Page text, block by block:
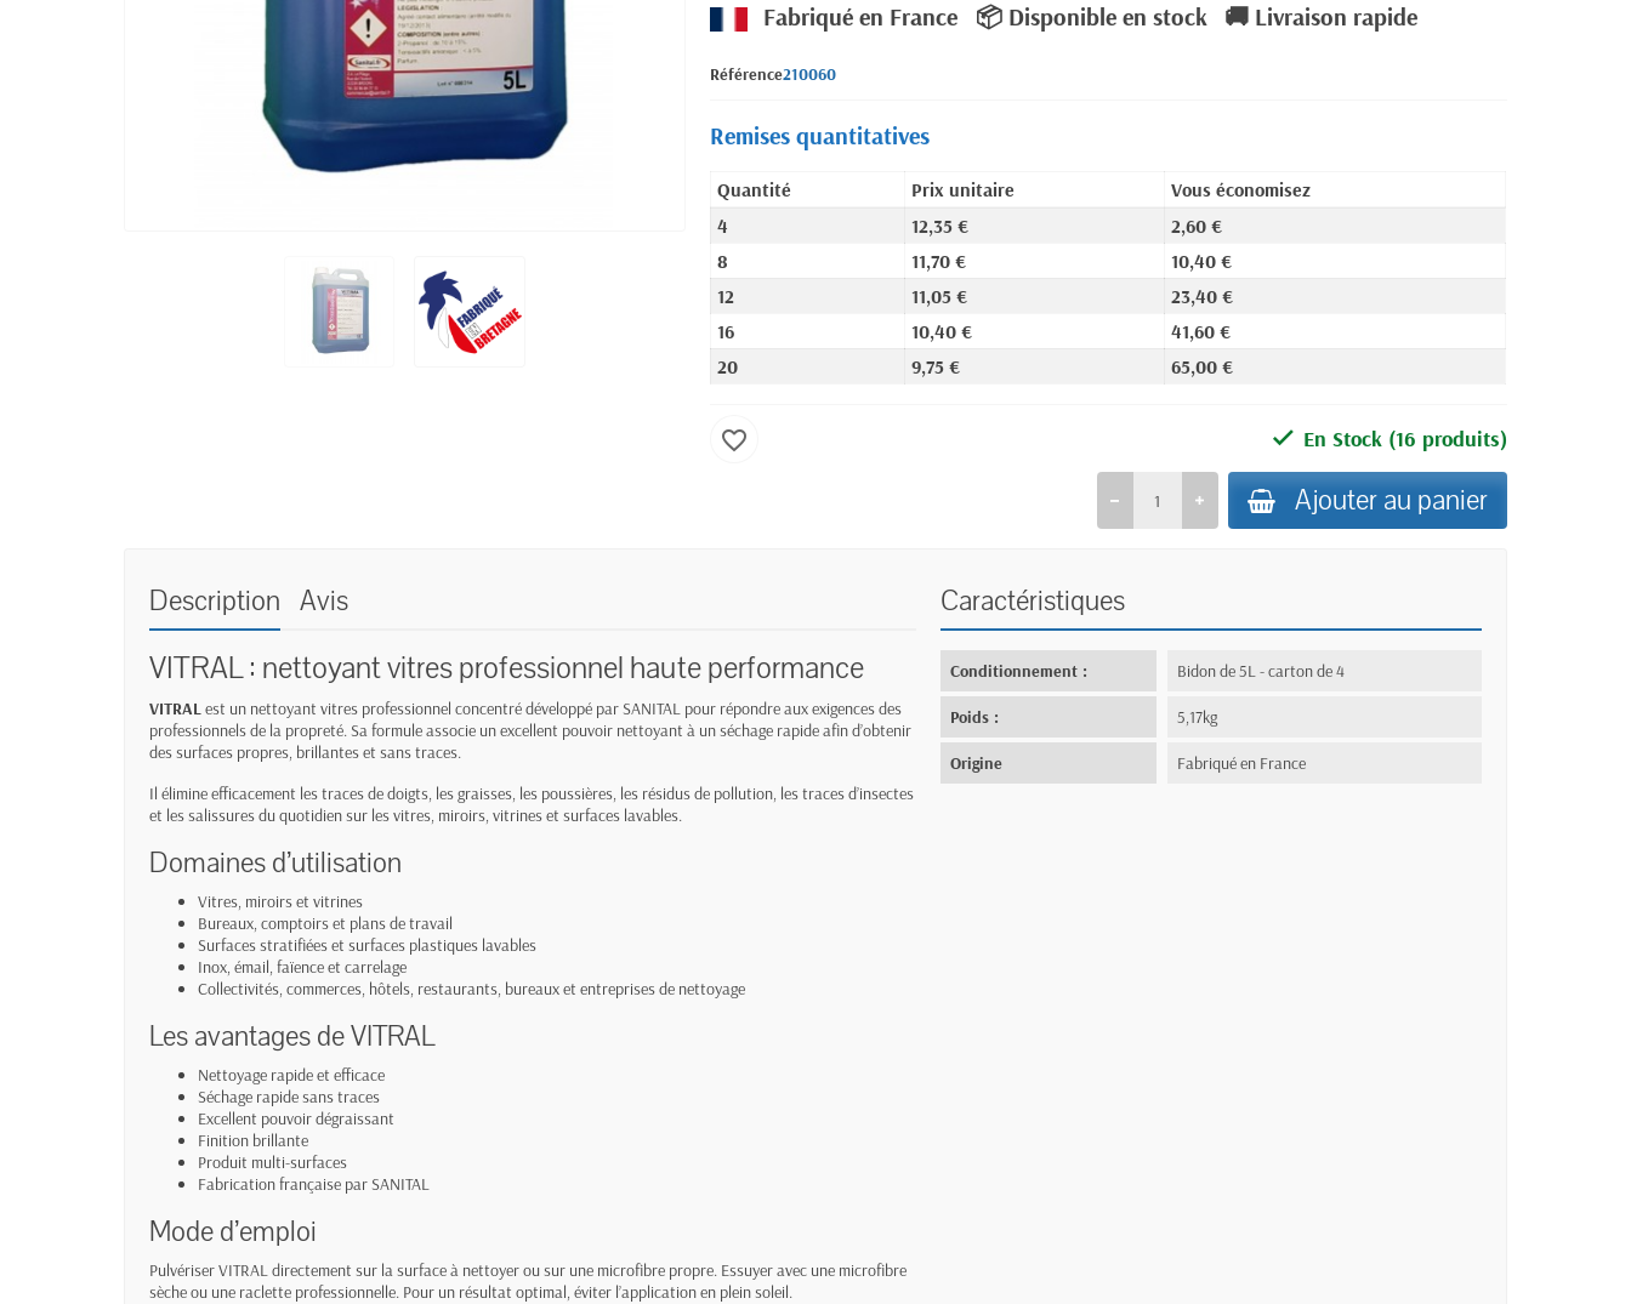
Fabriqué en France 📦 Disponible en stock 🚚 Livraison rapide
Référence210060
Remises quantitatives
Quantité Prix unitaire
Vous économisez
4
12,35 €
2,60 €
8
11,70 €
10,40 €
12
11,05 €
23,40 €
16
10,40 €
41,60 €
20
9,75 € 65,00 €
En Stock (16 produits)
Ajouter au panier
favorite_border
Description Avis
VITRAL : nettoyant vitres professionnel haute performance
VITRALest un nettoyant vitres professionnel concentré développé par SANITAL pour répondre aux exigences des
professionnels de la propreté. Sa formule associe un excellent pouvoir nettoyant à un séchage rapide afin d’obtenir
des surfaces propres, brillantes et sans traces.
Il élimine efficacement les traces de doigts, les graisses, les poussières, les résidus de pollution, les traces d’insectes
et les salissures du quotidien sur les vitres, miroirs, vitrines et surfaces lavables.
Domaines d’utilisation
Vitres, miroirs et vitrines
Bureaux, comptoirs et plans de travail
Surfaces stratifiées et surfaces plastiques lavables
Inox, émail, faïence et carrelage
Collectivités, commerces, hôtels, restaurants, bureaux et entreprises de nettoyage
Les avantages de VITRAL
Nettoyage rapide et efficace
Séchage rapide sans traces
Excellent pouvoir dégraissant
Finition brillante
Produit multi-surfaces
Fabrication française par SANITAL
Mode d’emploi
Pulvériser VITRAL directement sur la surface à nettoyer ou sur une microfibre propre. Essuyer avec une microfibre
sèche ou une raclette professionnelle. Pour un résultat optimal, éviter l’application en plein soleil.
Caractéristiques
Conditionnement : Bidon de 5L - carton de 4
Poids : 5,17kg
Origine Fabriqué en France